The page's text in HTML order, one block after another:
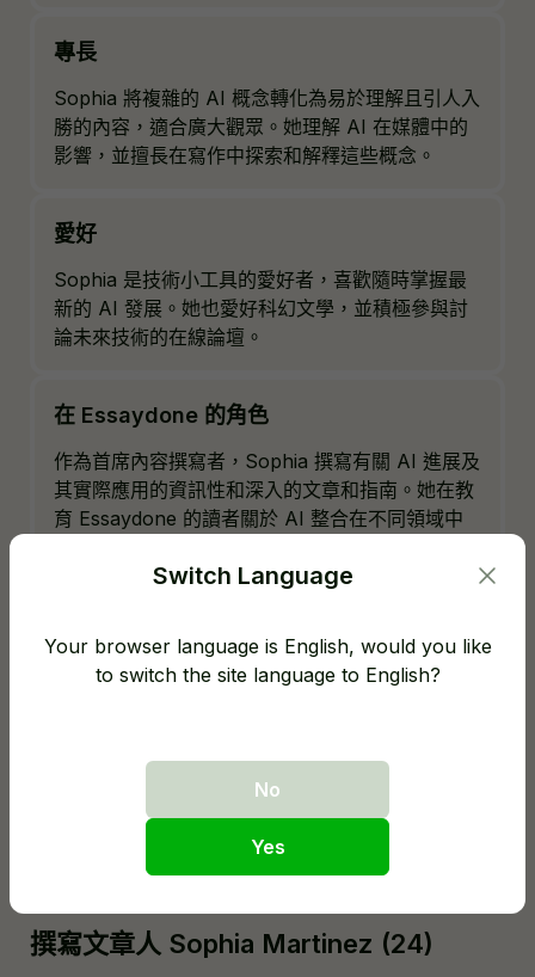
專長
Sophia 將複雜的 AI 概念轉化為易於理解且引人入
勝的內容，適合廣大觀眾。她理解 AI 在媒體中的
影響，並擅長在寫作中探索和解釋這些概念。
愛好
Sophia 是技術小工具的愛好者，喜歡隨時掌握最
新的 AI 發展。她也愛好科幻文學，並積極參與討
論未來技術的在線論壇。
在 Essaydone 的角色
作為首席內容撰寫者，Sophia 撰寫有關 AI 進展及
其實際應用的資訊性和深入的文章和指南。她在教
育 Essaydone 的讀者關於 AI 整合在不同領域中
Sophia 努力成為 AI 溝通領域的思想領袖。她的目
目標是為關於道德 AI 使用及其社會影響的話題做
出重要貢獻，促進社區中知識淵博的討論和創新理
撰寫文章人 Sophia Martinez (24)
Switch Language
Your browser language is English, would you like
to switch the site language to English?
No
Yes